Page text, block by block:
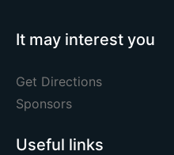
It may interest you
Get Directions
Sponsors
Useful links